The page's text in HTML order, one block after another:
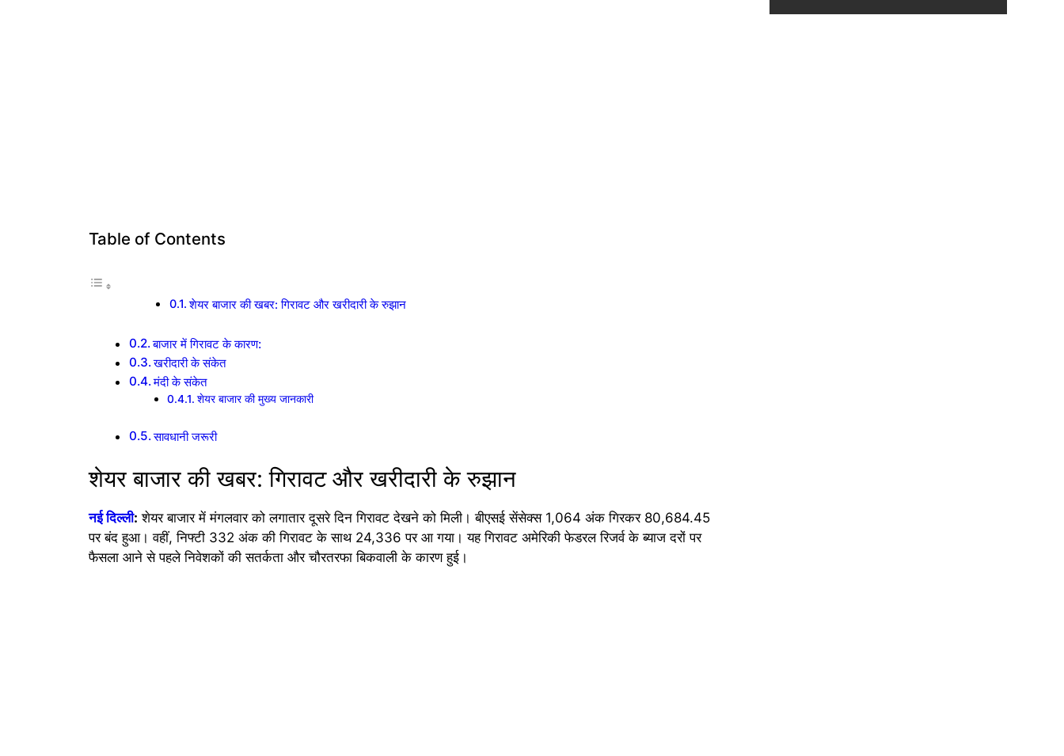
Table of Contents
शेयर बाजार की खबर: गिरावट और खरीदारी के रुझान
बाजार में गिरावट के कारण:
खरीदारी के संकेत
मंदी के संकेत
शेयर बाजार की मुख्य जानकारी
सावधानी जरूरी
शेयर बाजार की खबर: गिरावट और खरीदारी के रुझान
नई दिल्ली: शेयर बाजार में मंगलवार को लगातार दूसरे दिन गिरावट देखने को मिली। बीएसई सेंसेक्स 1,064 अंक गिरकर 80,684.45
पर बंद हुआ। वहीं, निफ्टी 332 अंक की गिरावट के साथ 24,336 पर आ गया। यह गिरावट अमेरिकी फेडरल रिजर्व के ब्याज दरों पर
फैसला आने से पहले निवेशकों की सतर्कता और चौरतरफा बिकवाली के कारण हुई।